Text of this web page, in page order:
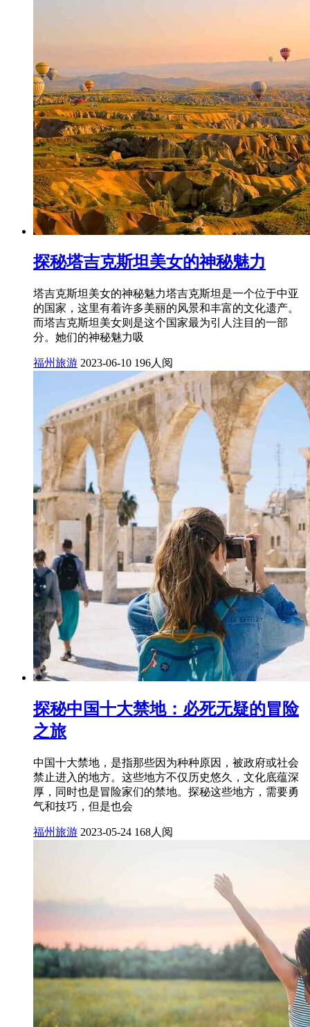
探秘塔吉克斯坦美女的神秘魅力
塔吉克斯坦美女的神秘魅力塔吉克斯坦是一个位于中亚
的国家，这里有着许多美丽的风景和丰富的文化遗产。
而塔吉克斯坦美女则是这个国家最为引人注目的一部
分。她们的神秘魅力吸
福州旅游 2023-06-10 196人阅
探秘中国十大禁地：必死无疑的冒险
之旅
中国十大禁地，是指那些因为种种原因，被政府或社会
禁止进入的地方。这些地方不仅历史悠久，文化底蕴深
厚，同时也是冒险家们的禁地。探秘这些地方，需要勇
气和技巧，但是也会
福州旅游 2023-05-24 168人阅